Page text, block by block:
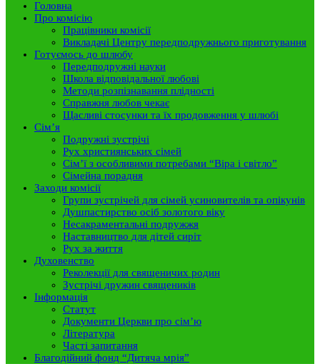
Головна
Про комісію
Працівники комісії
Викладачі Центру передподружнього приготування
Готуємось до шлюбу
Передподружні науки
Школа відповідальної любові
Методи розпізнавання плідності
Справжня любов чекає
Щасливі стосунки та їх продовження у шлюбі
Сім’я
Подружні зустрічі
Рух християнських сімей
Сім’ї з особливими потребами “Віра і світло”
Сімейна порадня
Заходи комісії
Групи зустрічей для сімей усиновителів та опікунів
Душпастирство осіб золотого віку
Несакраментальні подружжя
Наставництво для дітей сиріт
Рух за життя
Духовенство
Реколекції для священичих родин
Зустрічі дружин священиків
Інформація
Статут
Документи Церкви про сім’ю
Література
Часті запитання
Благодійний фонд “Дитяча мрія”